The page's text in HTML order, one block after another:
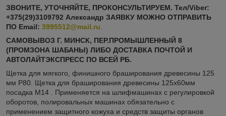
ЗВОНИТЕ, УТОЧНЯЙТЕ, ПРОКОНСУЛЬТИРУЕМ. Тел/Viber:
+375(29)3109792 Александр ЗАЯВКУ МОЖНО ОТПРАВИТЬ
ПО Email: 3995512@mail.ru
САМОВЫВОЗ Г. МИНСК, ПЕР.ПРОМЫШЛЕННЫЙ 8
(ПРОМЗОНА ШАБАНЫ) ЛИБО ДОСТАВКА ПОЧТОЙ И
АВТОЛАЙТЭКСПРЕСС ПО ВСЕЙ РБ.
Щетка для мягкого, финишного браширования древесины 125
мм Р80. Щетка для браширования древесины 125х60мм
посадка М14 . Применяется на шлифмашинах с регулировкой
оборотов, полировальных машинах обязательно с
применением защитного кожуха и средств защиты органов